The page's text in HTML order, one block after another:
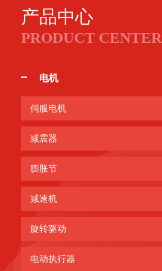
产品中心
PRODUCT CENTER
电机
伺服电机
减震器
膨胀节
减速机
旋转驱动
电动执行器